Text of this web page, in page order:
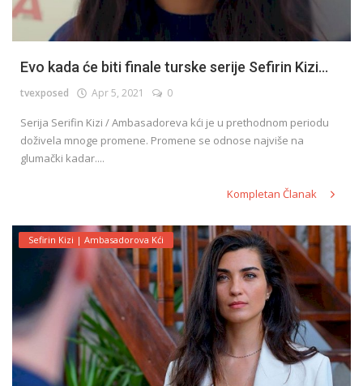
Evo kada će biti finale turske serije Sefirin Kizi...
tvexposed Apr 5, 2021 0
Serija Serifin Kizi / Ambasadoreva kći je u prethodnom periodu
doživela mnoge promene. Promene se odnose najviše na
glumački kadar....
Kompletan Članak
Sefirin Kizi | Ambasadorova Kći